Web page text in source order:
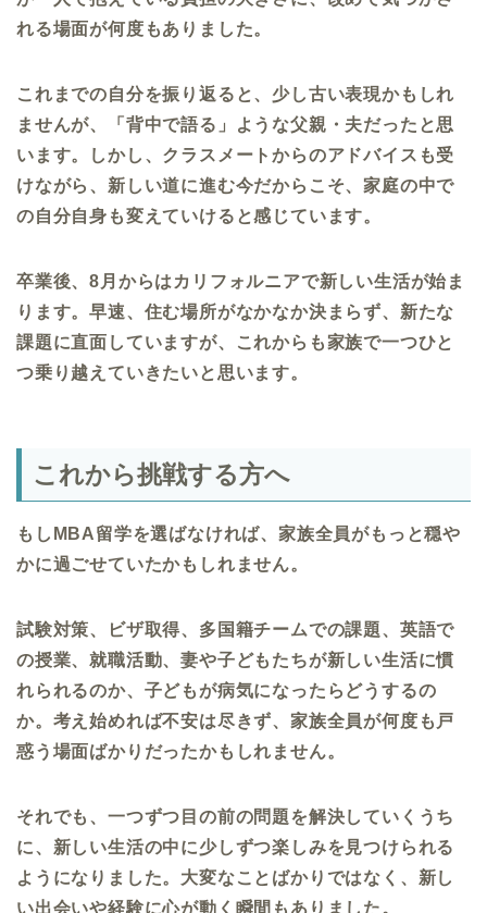
れる場面が何度もありました。
これまでの自分を振り返ると、少し古い表現かもしれ
ませんが、「背中で語る」ような父親・夫だったと思
います。しかし、クラスメートからのアドバイスも受
けながら、新しい道に進む今だからこそ、家庭の中で
の自分自身も変えていけると感じています。
卒業後、8 月からはカリフォルニアで新しい生活が始ま
ります。早速、住む場所がなかなか決まらず、新たな
課題に直面していますが、これからも家族で一つひと
つ乗り越えていきたいと思います。
これから挑戦する方へ
もし MBA留学を選ばなければ、家族全員がもっと穏や
かに過ごせていたかもしれません。
試験対策、ビザ取得、多国籍チームでの課題、英語で
の授業、就職活動、妻や子どもたちが新しい生活に慣
れられるのか、子どもが病気になったらどうするの
か。考え始めれば不安は尽きず、家族全員が何度も戸
惑う場面ばかりだったかもしれません。
それでも、一つずつ目の前の問題を解決していくうち
に、新しい生活の中に少しずつ楽しみを見つけられる
ようになりました。大変なことばかりではなく、新し
い出会いや経験に心が動く瞬間もありました。